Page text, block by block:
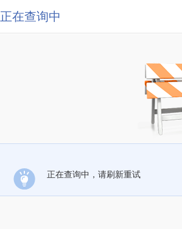
正在查询中
正在查询中，请刷新重试